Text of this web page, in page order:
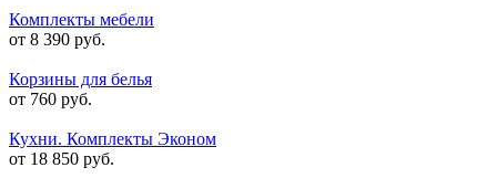
Комплекты мебели
от 8 390 руб.
Корзины для белья
от 760 руб.
Кухни. Комплекты Эконом
от 18 850 руб.